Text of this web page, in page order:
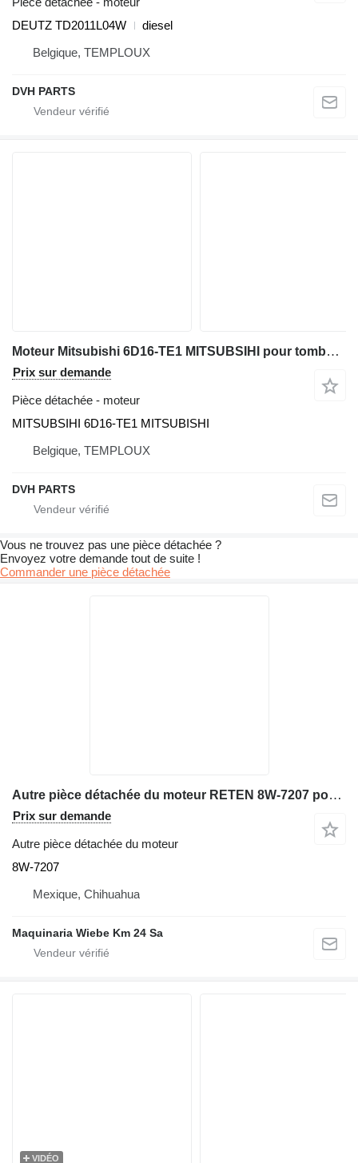
DEUTZ TD2011L04W
diesel
Belgique, TEMPLOUX
DVH PARTS
Moteur Mitsubishi 6D16-TE1 MITSUBSIHI pour tombereau rigide Morooka MC-2000 , MST-1500VD
Prix sur demande
Pièce détachée - moteur
MITSUBSIHI 6D16-TE1 MITSUBISHI
Belgique, TEMPLOUX
DVH PARTS
Vous ne trouvez pas une pièce détachée ?
Envoyez votre demande tout de suite !
Commander une pièce détachée
Autre pièce détachée du moteur RETEN 8W-7207 pour tombereau rigide Caterpillar 769D 771C R3000H 768C
Prix sur demande
Autre pièce détachée du moteur
8W-7207
Mexique, Chihuahua
Maquinaria Wiebe Km 24 Sa
VIDÉO